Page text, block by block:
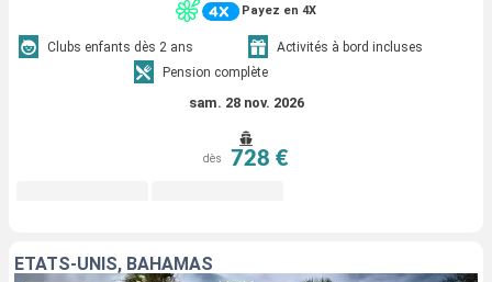
Payez en 4X
Clubs enfants dès 2 ans
Activités à bord incluses
Pension complète
sam. 28 nov. 2026
dès 728 €
ÉTATS-UNIS, BAHAMAS